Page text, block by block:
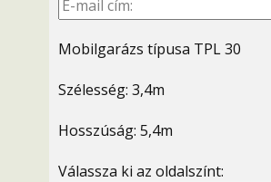
Mobilgarázs típusa TPL 30
Szélesség: 3,4m
Hosszúság: 5,4m
Válassza ki az oldalszínt: